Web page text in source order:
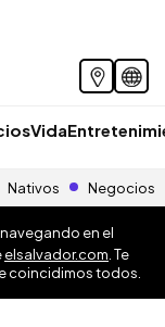
Vida
Nativos Negocios
navegando en el
elsalvador.com . Te
coincidimos todos.